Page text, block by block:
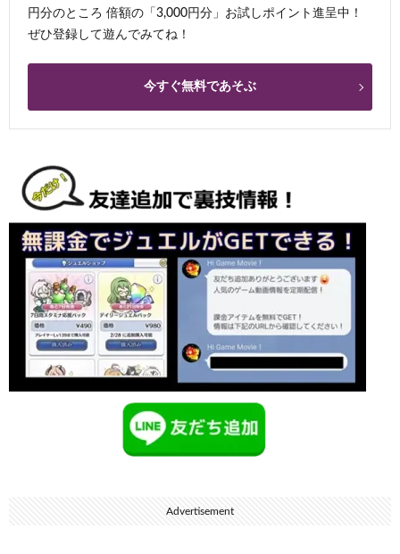
円分のところ 倍額の「3,000円分」お試しポイント進呈中！
ぜひ登録して遊んでみてね！
今すぐ無料であそぶ
Advertisement